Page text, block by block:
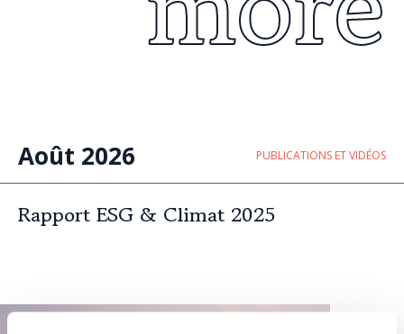
Août 2026 PUBLICATIONS ET VIDÉOS
Rapport ESG & Climat 2025